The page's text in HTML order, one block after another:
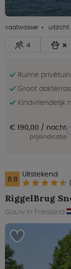
vaatwasser uitzicht
4
Ruime
Groot
Kindvriendelijk
€ 190,00 nacht
prijsindicatie
8.8 Uitstekend
RiggelBrug
Gauw in Friesland